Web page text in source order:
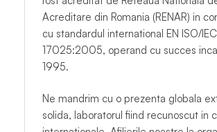
Acreditare din Romania (RENAR) in
cu standardul international EN ISO/IEC
17025:2005, operand cu succes
1995.
Ne mandrim cu o prezenta globala
solida, laboratorul fiind recunoscut in